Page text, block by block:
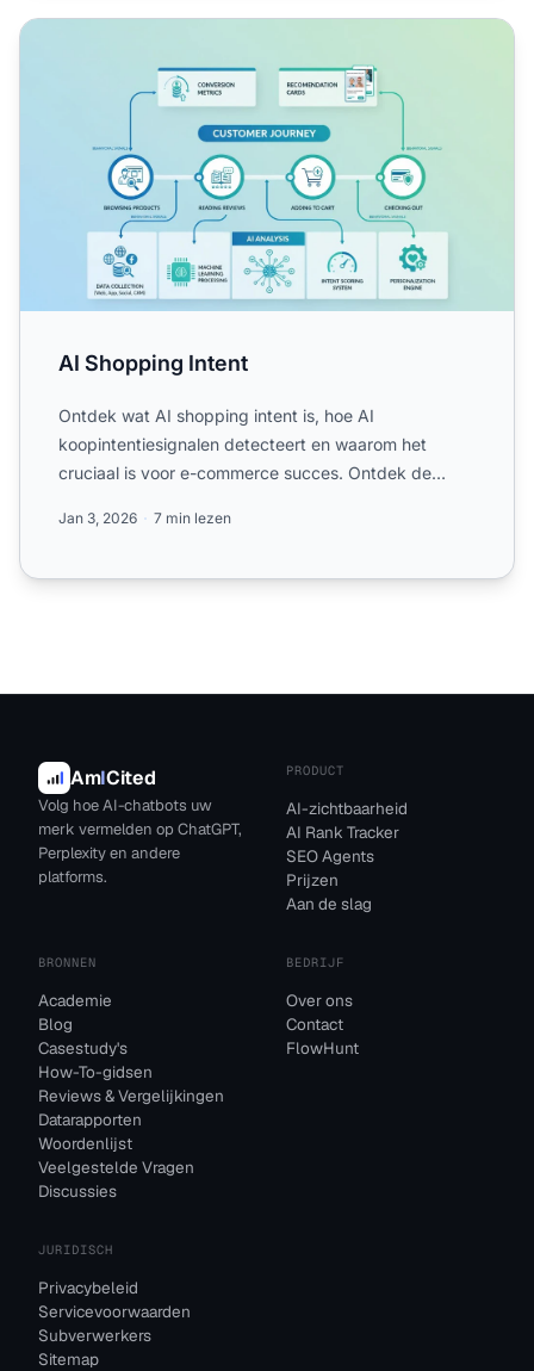
AI Shopping Intent
AI Shopping Intent
Ontdek wat AI shopping intent is, hoe AI
koopintentiesignalen detecteert en waarom het
cruciaal is voor e-commerce succes. Ontdek de
Jan 3, 2026 7 min lezen
AmICited
Volg hoe AI-chatbots uw
merk vermelden op ChatGPT,
Perplexity en andere
platforms.
PRODUCT
AI-zichtbaarheid
AI Rank Tracker
SEO Agents
Prijzen
Aan de slag
BRONNEN
Academie
Blog
Casestudy's
How-To-gidsen
Reviews & Vergelijkingen
Datarapporten
Woordenlijst
Veelgestelde Vragen
Discussies
BEDRIJF
Over ons
Contact
FlowHunt
JURIDISCH
Privacybeleid
Servicevoorwaarden
Subverwerkers
Sitemap